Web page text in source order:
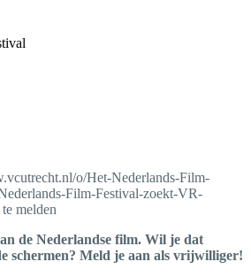
o/Het-Nederlands-Film-
Film-Festival-zoekt-VR-
melden
de Nederlandse film. Wil je dat
schermen? Meld je aan als vrijwilliger!